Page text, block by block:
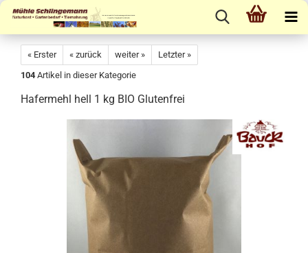
« Erster « zurück weiter »
Letzter »
104 Artikel in dieser Kategorie
Hafermehl hell 1 kg BIO Glutenfrei